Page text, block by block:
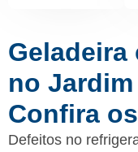
Geladeira
no
Confira
Defeitos no